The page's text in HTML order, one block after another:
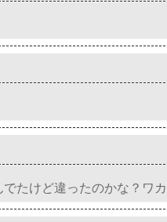
たけど違ったのかな？ワ